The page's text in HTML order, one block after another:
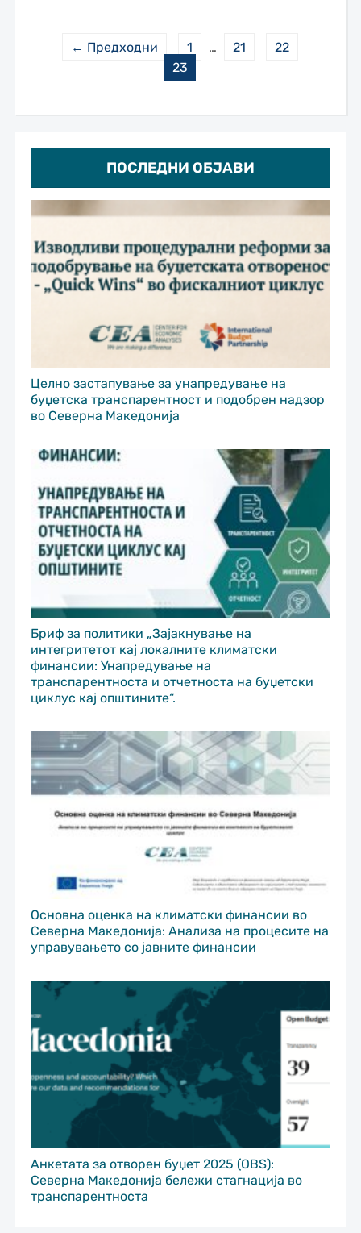
ПОСЛЕДНИ ОБЈАВИ
Целно застапување за унапредување на
буџетска транспарентност и подобрен надзор
во Северна Македонија
Бриф за политики „Зајакнување на
интегритетот кај локалните климатски
финансии: Унапредување на
транспарентноста и отчетноста на буџетски
циклус кај општините“.
Основна оценка на климатски финансии во
Северна Македонија: Анализа на процесите на
управувањето со јавните финансии
Анкетата за отворен буџет 2025 (OBS):
Северна Македонија бележи стагнација во
транспарентноста
← Предходни 1 … 21
22
23